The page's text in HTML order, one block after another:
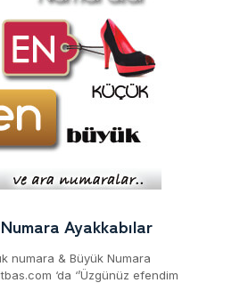
Ayakkabılar
numara & Büyük Numara
‘da ‘’Üzgünüz efendim